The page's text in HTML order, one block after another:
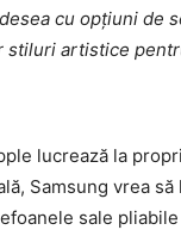
cu opțiuni de
stiluri artistice
lucrează la
Samsung vrea să
sale